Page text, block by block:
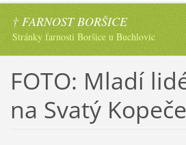
† FARNOST BORŠICE
Stránky farnosti Boršice u Buchlovic
FOTO: Mladí
na Svatý